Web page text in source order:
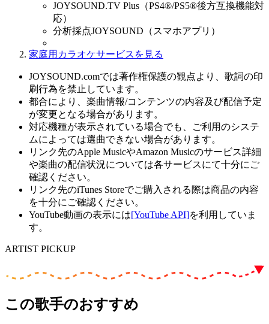
JOYSOUND.TV Plus（PS4®/PS5®後方互換機能対
応）
分析採点JOYSOUND（スマホアプリ）
家庭用カラオケサービスを見る
JOYSOUND.comでは著作権保護の観点より、歌詞の印
刷行為を禁止しています。
都合により、楽曲情報/コンテンツの内容及び配信予定
が変更となる場合があります。
対応機種が表示されている場合でも、ご利用のシステ
ムによっては選曲できない場合があります。
リンク先のApple MusicやAmazon Musicのサービス詳細
や楽曲の配信状況については各サービスにて十分にご
確認ください。
リンク先のiTunes Storeでご購入される際は商品の内容
を十分にご確認ください。
YouTube動画の表示には[YouTube API]を利用していま
す。
ARTIST PICKUP
この歌手のおすすめ